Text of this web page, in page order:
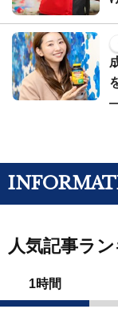
人気記事ラ
1時間